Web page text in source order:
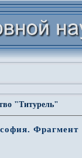
"Титурель"
Фрагмент